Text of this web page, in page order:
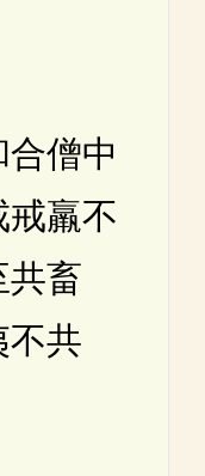
僧中
羸不
共畜
不共